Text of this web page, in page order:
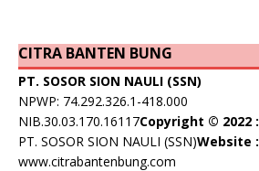
CITRA BANTEN BUNG
PT. SOSOR SION NAULI (SSN)
NPWP: 74.292.326.1-418.000
NIB.30.03.170.16117Copyright © 2022 :
PT. SOSOR SION NAULI (SSN)Website :
www.citrabantenbung.com